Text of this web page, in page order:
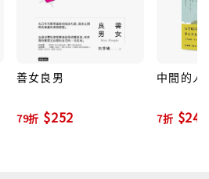
手書究竟是從哪裡來，又有那些
？二手書店又是如何藉由書，串
緣分？「永楽座」書店的主人石
路走來的經驗點滴化為文字，
書背後的故事。
善女良男
79折 $252
中間的人
7折 $245